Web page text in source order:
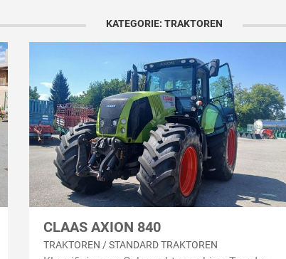
KATEGORIE: TRAKTOREN
CLAAS AXION 840
TRAKTOREN / STANDARD TRAKTOREN